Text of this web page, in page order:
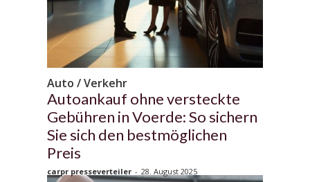
Auto / Verkehr
Autoankauf ohne versteckte
Gebühren in Voerde: So sichern
Sie sich den bestmöglichen
Preis
carpr presseverteiler - 28. August 2025